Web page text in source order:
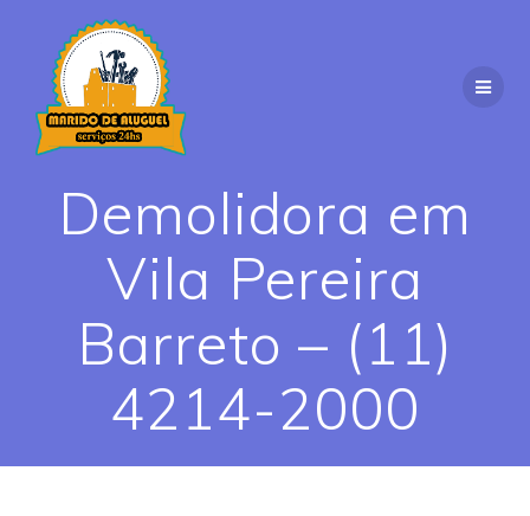
Demolidora em
Vila Pereira
Barreto – (11)
4214-2000